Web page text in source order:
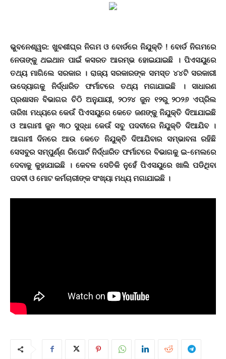
ଭୁବନେଶ୍ୱର: ଖୁବଶୀଘ୍ର ନିଗମ ଓ ବୋର୍ଡରେ ନିଯୁକ୍ତି ! ବୋର୍ଡ ନିଗମରେ
ନେତାଙ୍କୁ ଥଇଥାନ ପାଇଁ କସରତ ଆରମ୍ଭ ହୋଇଯାଇଛି । ପିଏସୟୁରେ
ତଥ୍ୟ ମାଗିଲେ ସରକାର । ରାଜ୍ୟ ସରକାରଙ୍କ ସମସ୍ତ ୪୪ଟି ସରକାରୀ
ଉଦ୍ୟୋଗକୁ ନିର୍ଦ୍ଧାରିତ ଫର୍ମାଟରେ ତଥ୍ୟ ମଗାଯାଇଛି । ସାଧାରଣ
ପ୍ରଶାସନ ବିଭାଗର ଚିଠି ଅନୁଯାୟୀ, ୨୦୨୪ ଜୁନ ୧୨ରୁ ୨୦୨୬ ଏପ୍ରିଲ
ତାରିଖ ମଧ୍ୟରେ କେଉଁ ପିଏସୟୁରେ କେତେ ଜଣଙ୍କୁ ନିଯୁକ୍ତି ଦିଆଯାଇଛି
ଓ ଆଗାମୀ ଜୁନ ୩୦ ସୁଦ୍ଧା କେଉଁ ସବୁ ପଦବୀରେ ନିଯୁକ୍ତି ଦିଆଯିବ ।
ଆଗାମୀ ଦିନରେ ଆଉ କେତେ ନିଯୁକ୍ତି ଦିଆଯିବାର ସମ୍ଭାବନା ରହିଛି
ସେସବୁର ସମ୍ପୁର୍ଣ୍ଣ ରିପୋର୍ଟ ନିର୍ଦ୍ଧାରିତ ଫର୍ମାଟରେ ବିଭାଗକୁ ଇ-ମେଲରେ
ଦେବାକୁ କୁହାଯାଇଛି । କେବଳ ସେତିକି ନୁହେଁ ପିଏସୟୁରେ ଖାଲି ପଡିଥିବା
ପଦବୀ ଓ ମୋଟ କର୍ମଚାରୀଙ୍କ ସଂଖ୍ୟା ମଧ୍ୟ ମଗାଯାଇଛି ।